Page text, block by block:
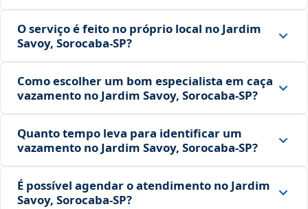
O serviço é feito no próprio local no Jardim
Savoy, Sorocaba‑SP?
Como escolher um bom especialista em caça
vazamento no Jardim Savoy, Sorocaba‑SP?
Quanto tempo leva para identificar um
vazamento no Jardim Savoy, Sorocaba‑SP?
É possível agendar o atendimento no Jardim
Savoy, Sorocaba‑SP?